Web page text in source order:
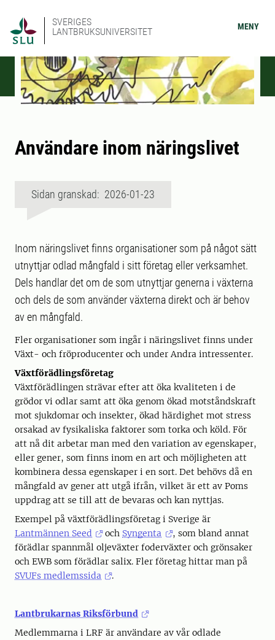
SVERIGES
LANTBRUKSUNIVERSITET
MENY
Användare inom näringslivet
Sidan granskad: 2026-01-23
Inom näringslivet finns organisationer som på något sätt
utnyttjar odlad mångfald i sitt företag eller verksamhet.
Dels handlar det om de som utnyttjar generna i växterna
och dels de som använder växterna direkt och är behov
av en mångfald.
Fler organisationer som ingår i näringslivet finns under
Växt- och fröproducenter och under Andra intressenter.
Växtförädlingsföretag
Växtförädlingen strävar efter att öka kvaliteten i de
grödor vi odlar samt att öka genom ökad motståndskraft
mot sjukdomar och insekter, ökad härdighet mot stress
orsakad av fysikaliska faktorer som torka och köld. För
att nå dit arbetar man med den variation av egenskaper,
eller gener, som finns inom en art och möjligheten att
kombinera dessa egenskaper i en sort. Det behövs då en
mångfald av gener att utgå ifrån, vilket är ett av Poms
uppdrag att se till att de bevaras och kan nyttjas.
Exempel på växtförädlingsföretag i Sverige är
Lantmännen Seed
och Syngenta
, som bland annat
förädlar spannmål oljeväxter foderväxter och grönsaker
och EWB som förädlar salix. Fler företag hittar man på
SVUFs medlemssida
.
Lantbrukarnas Riksförbund
Medlemmarna i LRF är användare av vår odlade